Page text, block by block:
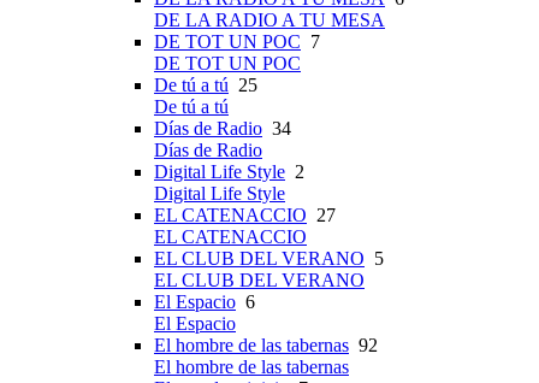
DE LA RADIO A TU MESA
DE TOT UN POC 7
DE TOT UN POC
De tú a tú 25
De tú a tú
Días de Radio 34
Días de Radio
Digital Life Style 2
Digital Life Style
EL CATENACCIO 27
EL CATENACCIO
EL CLUB DEL VERANO 5
EL CLUB DEL VERANO
El Espacio 6
El Espacio
El hombre de las tabernas 92
El hombre de las tabernas